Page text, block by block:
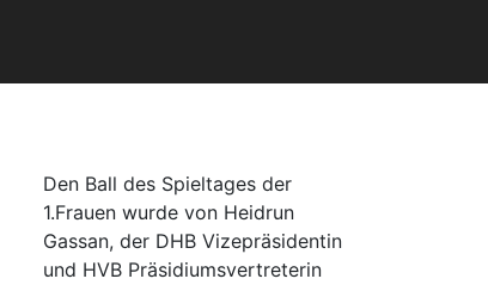
Den Ball des Spieltages der
1.Frauen wurde von Heidrun
Gassan, der DHB Vizepräsidentin
und HVB Präsidiumsvertreterin